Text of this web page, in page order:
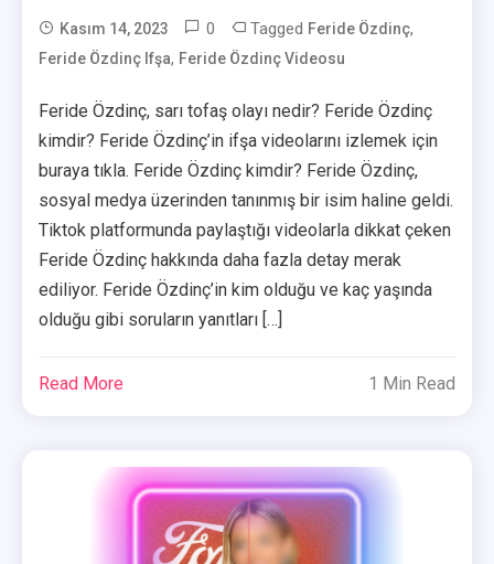
Kasım 14, 2023
User
0 Tagged Feride Özdinç,
Feride Özdinç Ifşa, Feride Özdinç Videosu
Feride Özdinç, sarı tofaş olayı nedir? Feride Özdinç
kimdir? Feride Özdinç’in ifşa videolarını izlemek için
buraya tıkla. Feride Özdinç kimdir? Feride Özdinç,
sosyal medya üzerinden tanınmış bir isim haline geldi.
Tiktok platformunda paylaştığı videolarla dikkat çeken
Feride Özdinç hakkında daha fazla detay merak
ediliyor. Feride Özdinç’in kim olduğu ve kaç yaşında
olduğu gibi soruların yanıtları […]
Read More 1 Min Read